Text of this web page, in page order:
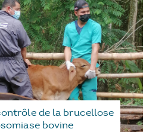
de la brucellose
bovine